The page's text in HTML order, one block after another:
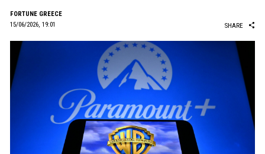
FORTUNE GREECE
15/06/2026, 19:01
SHARE